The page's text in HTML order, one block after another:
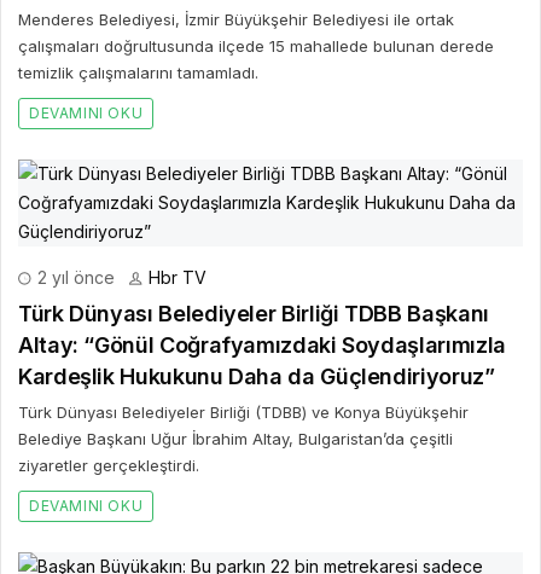
Menderes Belediyesi, İzmir Büyükşehir Belediyesi ile ortak
çalışmaları doğrultusunda ilçede 15 mahallede bulunan derede
temizlik çalışmalarını tamamladı.
DEVAMINI OKU
2 yıl önce Hbr TV
Türk Dünyası Belediyeler Birliği TDBB Başkanı
Altay: “Gönül Coğrafyamızdaki Soydaşlarımızla
Kardeşlik Hukukunu Daha da Güçlendiriyoruz”
Türk Dünyası Belediyeler Birliği (TDBB) ve Konya Büyükşehir
Belediye Başkanı Uğur İbrahim Altay, Bulgaristan’da çeşitli
ziyaretler gerçekleştirdi.
DEVAMINI OKU